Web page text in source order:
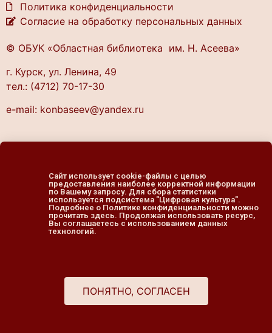
Политика конфиденциальности
Согласие на обработку персональных данных
© ОБУК «Областная библиотека им. Н. Асеева»
г. Курск, ул. Ленина, 49
тел.: (4712) 70-17-30
e-mail: konbaseev@yandex.ru
График работы библиотеки:
10.00 — 20.00
пятница — выходной
cуббота, воскресенье
11.00 — 19.00
Сайт использует cookie-файлы с целью
предоставления наиболее корректной информации
по Вашему запросу. Для сбора статистики
используется подсистема "Цифровая культура".
Подробнее о Политике конфиденциальности можно
прочитать здесь. Продолжая использовать ресурс,
Вы соглашаетесь с использованием данных
технологий.
ПОНЯТНО, СОГЛАСЕН